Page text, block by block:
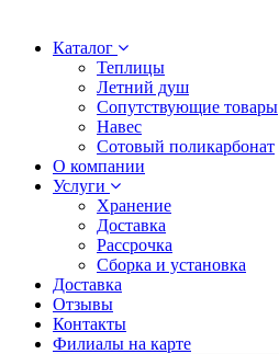
Каталог
Теплицы
Летний душ
Сопутствующие товары
Навес
Сотовый поликарбонат
О компании
Услуги
Хранение
Доставка
Рассрочка
Сборка и установка
Доставка
Отзывы
Контакты
Филиалы на карте